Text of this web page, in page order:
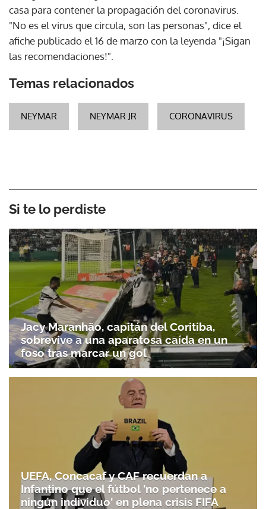
casa para contener la propagación del coronavirus.
"No es el virus que circula, son las personas", dice el
afiche publicado el 16 de marzo con la leyenda "¡Sigan
las recomendaciones!".
Temas relacionados
NEYMAR NEYMAR JR CORONAVIRUS
Si te lo perdiste
Jacy Maranhão, capitán del Coritiba,
sobrevive a una aparatosa caída en un
foso tras marcar un gol
UEFA, Concacaf y CAF recuerdan a
Infantino que el fútbol 'no pertenece a
ningún individuo' en plena crisis FIFA